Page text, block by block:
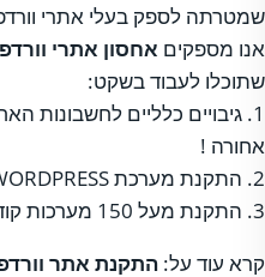
שמטרתה לספק בעלי אתרי
אנו מספקים אחסון אתרי
שתוכלו לעבוד בשקט:
1. גיבויים כלליים לחשבונות
אחורה !
2. התקנת מערכת WORDPRESS בלחיצת כפתור .
3. התקנת מעל 150 מערכות קוד פתוח בלחיצת כפתור .
קרא עוד על: התקנת אתר